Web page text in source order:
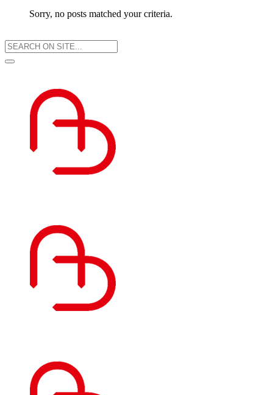
Sorry, no posts matched your criteria.